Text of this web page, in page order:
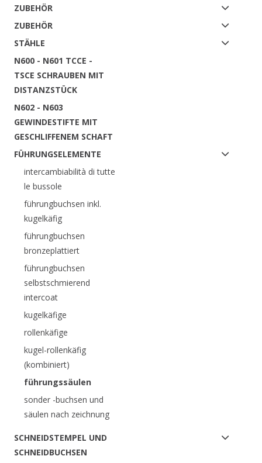
ZUBEHÖR
ZUBEHÖR
STÄHLE
N600 - N601 TCCE -
TSCE SCHRAUBEN MIT
DISTANZSTÜCK
N602 - N603
GEWINDESTIFTE MIT
GESCHLIFFENEM SCHAFT
FÜHRUNGSELEMENTE
intercambiabilità di tutte
le bussole
führungbuchsen inkl.
kugelkäfig
führungbuchsen
bronzeplattiert
führungbuchsen
selbstschmierend
intercoat
kugelkäfige
rollenkäfige
kugel-rollenkäfig
(kombiniert)
führungssäulen
sonder -buchsen und
säulen nach zeichnung
SCHNEIDSTEMPEL UND
SCHNEIDBUCHSEN